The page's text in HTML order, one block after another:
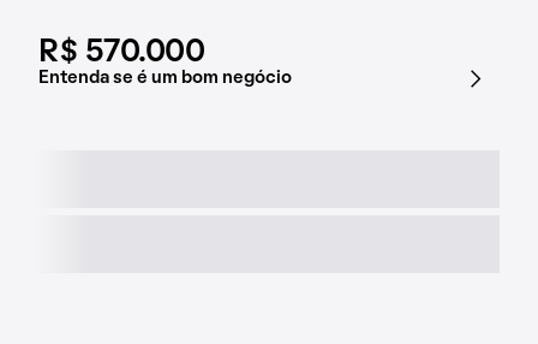
R$ 570.000
Entenda se é um bom negócio